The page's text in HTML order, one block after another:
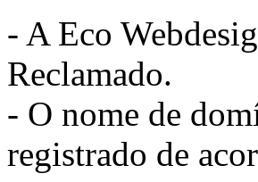
- A Eco
Reclamado.
- O nome de
registrado de